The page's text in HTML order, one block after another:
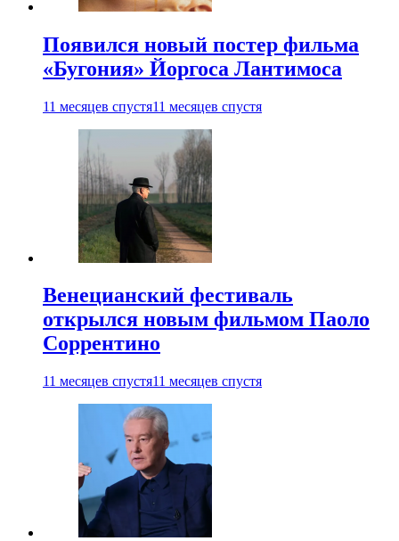
Появился новый постер фильма
«Бугония» Йоргоса Лантимоса
11 месяцев спустя11 месяцев спустя
Венецианский фестиваль
открылся новым фильмом Паоло
Соррентино
11 месяцев спустя11 месяцев спустя